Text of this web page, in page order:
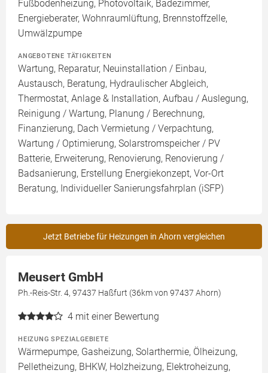
Fußbodenheizung, Photovoltaik, Badezimmer,
Energieberater, Wohnraumlüftung, Brennstoffzelle,
Umwälzpumpe
ANGEBOTENE TÄTIGKEITEN
Wartung, Reparatur, Neuinstallation / Einbau,
Austausch, Beratung, Hydraulischer Abgleich,
Thermostat, Anlage & Installation, Aufbau / Auslegung,
Reinigung / Wartung, Planung / Berechnung,
Finanzierung, Dach Vermietung / Verpachtung,
Wartung / Optimierung, Solarstromspeicher / PV
Batterie, Erweiterung, Renovierung, Renovierung /
Badsanierung, Erstellung Energiekonzept, Vor-Ort
Beratung, Individueller Sanierungsfahrplan (iSFP)
Jetzt Betriebe für Heizungen in Ahorn vergleichen
Meusert GmbH
Ph.-Reis-Str. 4, 97437 Haßfurt (36km von 97437 Ahorn)
4 mit einer Bewertung
HEIZUNG SPEZIALGEBIETE
Wärmepumpe, Gasheizung, Solarthermie, Ölheizung,
Pelletheizung, BHKW, Holzheizung, Elektroheizung,